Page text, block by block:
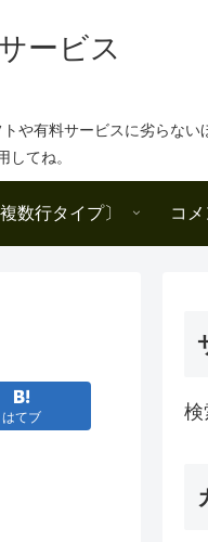
ービス
や有料サービスに劣らな
てね。
数行タイプ〕 コ
はてブ 検